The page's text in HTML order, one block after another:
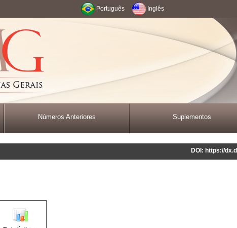
Português Inglês
Números Anteriores Suplementos
DOI: https://